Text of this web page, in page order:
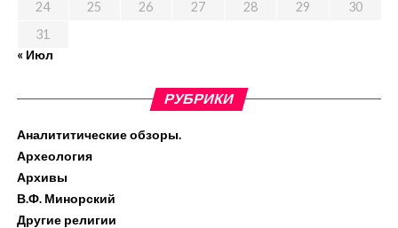
24
25 26 27 28 29
30
31
« Июл
РУБРИКИ
Аналититические обзоры.
Археология
Архивы
В.Ф. Минорский
Другие религии